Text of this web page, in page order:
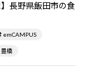
長野県飯田市の食
emCAMPUS
豊橋